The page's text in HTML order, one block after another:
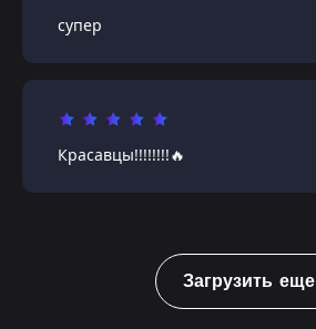
супер
Красавцы!!!!!!!!🔥
Загрузить еще